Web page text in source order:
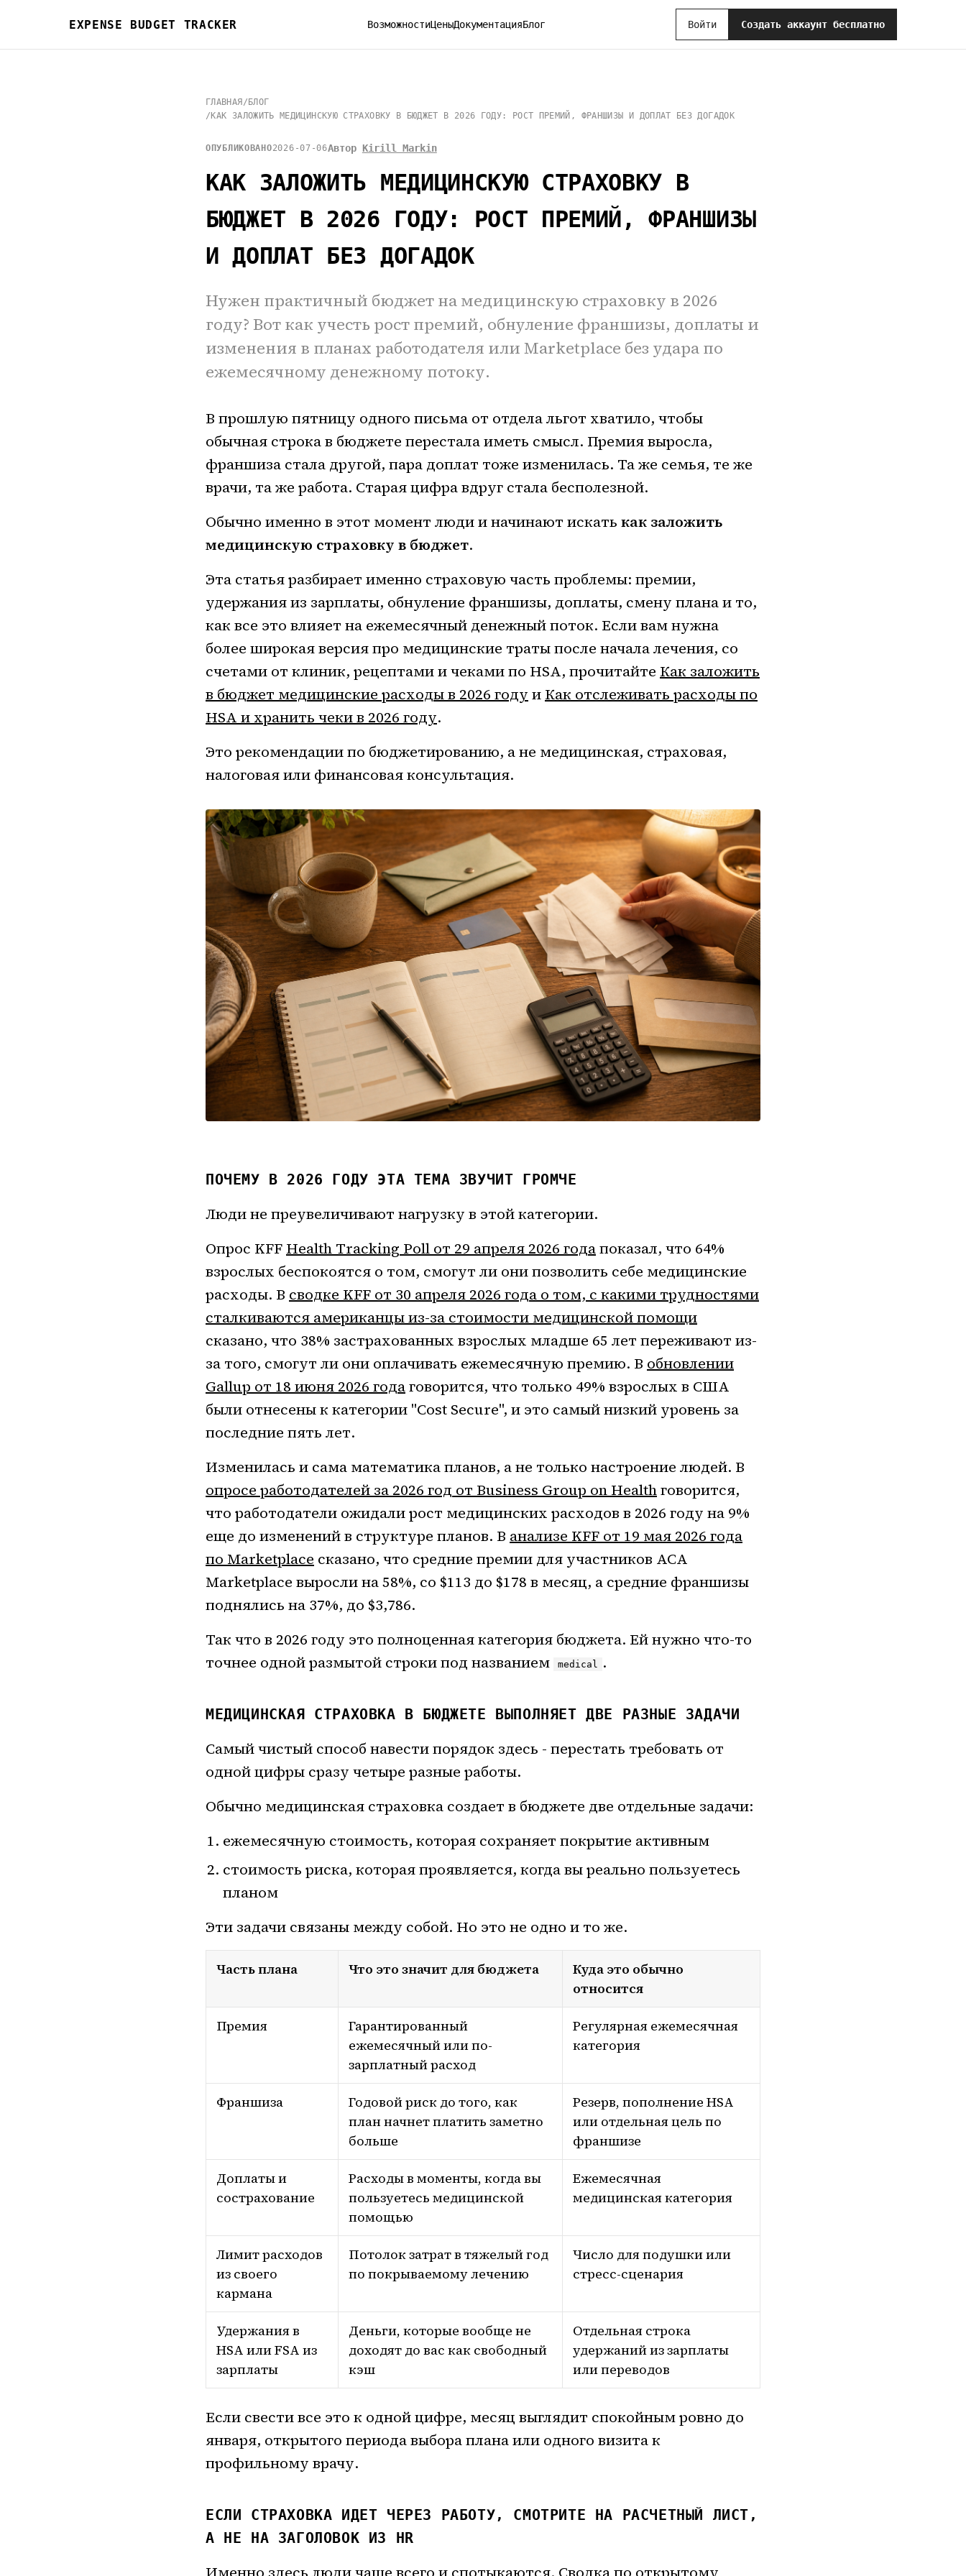
EXPENSE BUDGET TRACKER ВозможностиЦеныДокументацияБлог Войти Создать аккаунт бесплатно
ГЛАВНАЯ / БЛОГ
/ КАК ЗАЛОЖИТЬ МЕДИЦИНСКУЮ СТРАХОВКУ В БЮДЖЕТ В 2026 ГОДУ: РОСТ ПРЕМИЙ, ФРАНШИЗЫ И ДОПЛАТ БЕЗ ДОГАДОК
ОПУБЛИКОВАНО2026-07-06Автор Kirill Markin
КАК ЗАЛОЖИТЬ МЕДИЦИНСКУЮ СТРАХОВКУ В
БЮДЖЕТ В 2026 ГОДУ: РОСТ ПРЕМИЙ, ФРАНШИЗЫ
И ДОПЛАТ БЕЗ ДОГАДОК
Нужен практичный бюджет на медицинскую страховку в 2026
году? Вот как учесть рост премий, обнуление франшизы, доплаты и
изменения в планах работодателя или Marketplace без удара по
ежемесячному денежному потоку.
В прошлую пятницу одного письма от отдела льгот хватило, чтобы
обычная строка в бюджете перестала иметь смысл. Премия выросла,
франшиза стала другой, пара доплат тоже изменилась. Та же семья, те же
врачи, та же работа. Старая цифра вдруг стала бесполезной.
Обычно именно в этот момент люди и начинают искать как заложить
медицинскую страховку в бюджет.
Эта статья разбирает именно страховую часть проблемы: премии,
удержания из зарплаты, обнуление франшизы, доплаты, смену плана и то,
как все это влияет на ежемесячный денежный поток. Если вам нужна
более широкая версия про медицинские траты после начала лечения, со
счетами от клиник, рецептами и чеками по HSA, прочитайте Как заложить
в бюджет медицинские расходы в 2026 году и Как отслеживать расходы по
HSA и хранить чеки в 2026 году.
Это рекомендации по бюджетированию, а не медицинская, страховая,
налоговая или финансовая консультация.
ПОЧЕМУ В 2026 ГОДУ ЭТА ТЕМА ЗВУЧИТ ГРОМЧЕ
Люди не преувеличивают нагрузку в этой категории.
Опрос KFF Health Tracking Poll от 29 апреля 2026 годапоказал, что 64%
взрослых беспокоятся о том, смогут ли они позволить себе медицинские
расходы. В сводке KFF от 30 апреля 2026 года о том, с какими трудностями
сталкиваются американцы из-за стоимости медицинской помощи
сказано, что 38% застрахованных взрослых младше 65 лет переживают из-
за того, смогут ли они оплачивать ежемесячную премию. В обновлении
Gallup от 18 июня 2026 годаговорится, что только 49% взрослых в США
были отнесены к категории "Cost Secure", и это самый низкий уровень за
последние пять лет.
Изменилась и сама математика планов, а не только настроение людей. В
опросе работодателей за 2026 год от Business Group on Healthговорится,
что работодатели ожидали рост медицинских расходов в 2026 году на 9%
еще до изменений в структуре планов. В анализе KFF от 19 мая 2026 года
по Marketplace сказано, что средние премии для участников ACA
Marketplace выросли на 58%, со $113 до $178 в месяц, а средние франшизы
поднялись на 37%, до $3,786.
Так что в 2026 году это полноценная категория бюджета. Ей нужно что-то
точнее одной размытой строки под названием
medical .
МЕДИЦИНСКАЯ СТРАХОВКА В БЮДЖЕТЕ ВЫПОЛНЯЕТ ДВЕ РАЗНЫЕ ЗАДАЧИ
Самый чистый способ навести порядок здесь - перестать требовать от
одной цифры сразу четыре разные работы.
Обычно медицинская страховка создает в бюджете две отдельные задачи:
ежемесячную стоимость, которая сохраняет покрытие активным
стоимость риска, которая проявляется, когда вы реально пользуетесь
планом
Эти задачи связаны между собой. Но это не одно и то же.
Часть плана Что это значит для бюджета
Куда это обычно
относится
Премия
Гарантированный
ежемесячный или по-
зарплатный расход
Регулярная ежемесячная
категория
Франшиза
Годовой риск до того, как
план начнет платить заметно
больше
Резерв, пополнение HSA
или отдельная цель по
франшизе
Доплаты и
сострахование
Расходы в моменты, когда вы
пользуетесь медицинской
помощью
Ежемесячная
медицинская категория
Лимит расходов
из своего
кармана
Потолок затрат в тяжелый год
по покрываемому лечению
Число для подушки или
стресс-сценария
Удержания в
HSA или FSA из
зарплаты
Деньги, которые вообще не
доходят до вас как свободный
кэш
Отдельная строка
удержаний из зарплаты
или переводов
Если свести все это к одной цифре, месяц выглядит спокойным ровно до
января, открытого периода выбора плана или одного визита к
профильному врачу.
ЕСЛИ СТРАХОВКА ИДЕТ ЧЕРЕЗ РАБОТУ, СМОТРИТЕ НА РАСЧЕТНЫЙ ЛИСТ,
А НЕ НА ЗАГОЛОВОК ИЗ HR